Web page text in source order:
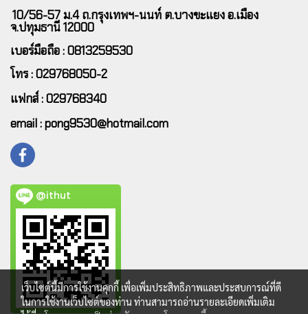
10/56-57 ม.4 ถ.กรุงเทพฯ-นนท์ ต.บางขะแยง อ.เมือง
จ.ปทุมธานี 12000
เบอร์มือถือ : 0813259530
โทร : 029768050-2
แฟกส์ : 029768340
email : pong9530@hotmail.com
@ithut
เว็บไซต์นี้มีการใช้งานคุกกี้ เพื่อเพิ่มประสิทธิภาพและประสบการณ์ที่ดี
ในการใช้งานเว็บไซต์ของท่าน ท่านสามารถอ่านรายละเอียดเพิ่มเติม